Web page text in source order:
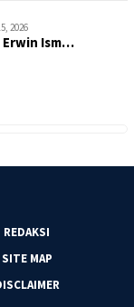
2026
Erwin Ism…
REDAKSI
SITE MAP